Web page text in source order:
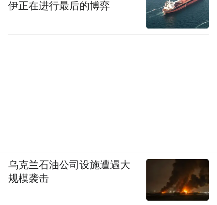
伊正在进行最后的博弈
乌克兰石油公司设施遭遇大
规模袭击